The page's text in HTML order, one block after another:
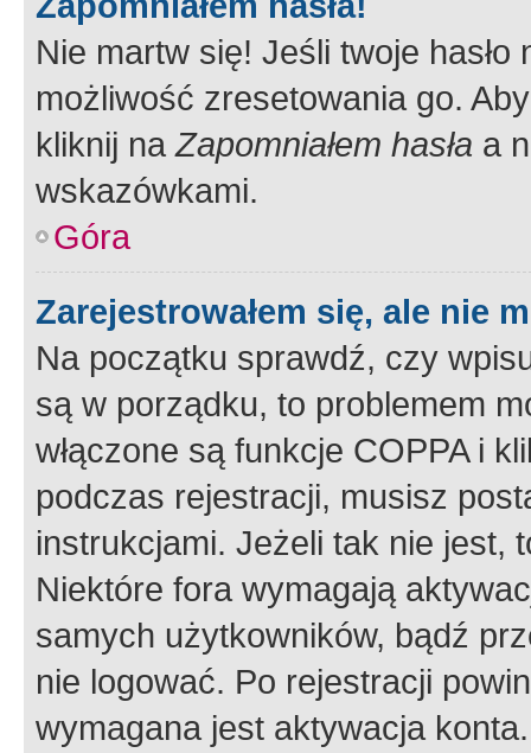
Nie martw się! Jeśli twoje
możliwość zresetowania go.
kliknij naZapomniałem hasła a
wskazówkami.
Góra
Zarejestrowałem się, ale nie
Na początku sprawdź, czy
są w porządku, to problemem
włączone są funkcje COPPA i
podczas rejestracji, musisz
instrukcjami. Jeżeli tak nie jest,
Niektóre fora wymagają
samych użytkowników, bądź
nie logować. Po rejestracji
wymagana jest aktywacja